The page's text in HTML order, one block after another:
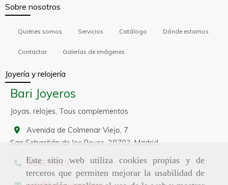
Este sitio web utiliza cookies propias y de
terceros que permiten mejorar la usabilidad de
Sobre nosotros
Quiénes somos Servicios Catálogo Dónde estamos
Contactar Galerías de imágenes
Joyería y relojería
Bari Joyeros
Joyas, relojes, Tous complementos
Avenida de Colmenar Viejo, 7
San Sebastián de los Reyes, 28702, Madrid
916637819